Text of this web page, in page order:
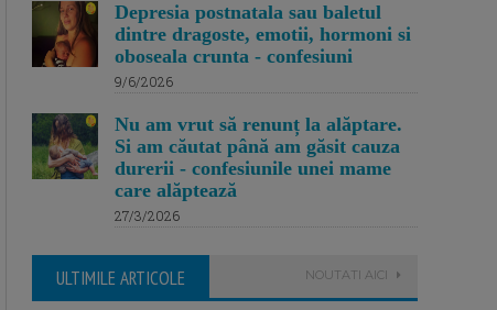
Depresia postnatala sau baletul
dintre dragoste, emotii, hormoni si
oboseala crunta - confesiuni
9/6/2026
Nu am vrut să renunț la alăptare.
Si am căutat până am găsit cauza
durerii - confesiunile unei mame
care alăptează
27/3/2026
ULTIMILE ARTICOLE NOUTATI AICI